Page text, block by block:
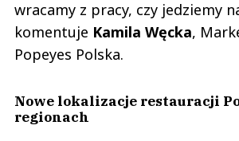
wracamy z pracy, czy jedziemy
komentuje Kamila Węcka,
Popeyes Polska.
Nowe lokalizacje restauracji
regionach